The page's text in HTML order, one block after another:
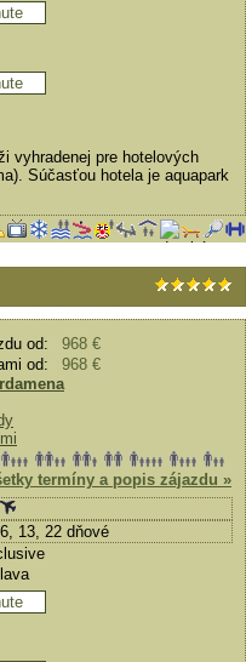
vyhradenej pre hotelových
Súčasťou hotela je aquapark
od:
968 €
od:
968 €
termíny a popis zájazdu »
13, 22 dňové